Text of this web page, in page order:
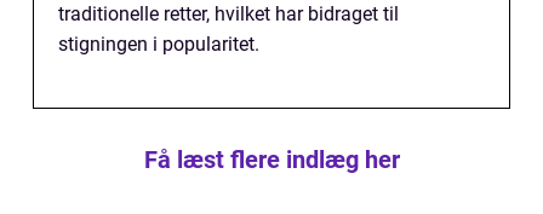
traditionelle retter, hvilket har bidraget til
stigningen i popularitet.
Få læst flere indlæg her